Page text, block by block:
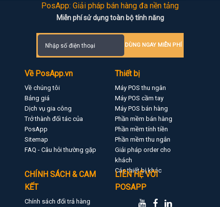
PosApp: Giải pháp bán hàng đa nền tảng
Miễn phí sử dụng toàn bộ tính năng
DÙNG NGAY MIỄN PHÍ
Về PosApp.vn
Về chúng tôi
Bảng giá
Dịch vụ gia công
Trở thành đối tác của
PosApp
Sitemap
FAQ - Câu hỏi thường gặp
Thiết bị
Máy POS thu ngân
Máy POS cầm tay
Máy POS bán hàng
Phần mềm bán hàng
Phần mềm tính tiền
Phần mềm thu ngân
Giải pháp order cho
khách
Các thiết bị khác
CHÍNH SÁCH & CAM
KẾT
Chính sách đổi trả hàng
LIÊN HỆ VỚI
POSAPP